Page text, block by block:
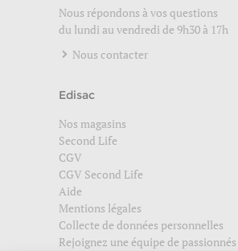
Nous répondons à vos questions
du lundi au vendredi de 9h30 à 17h
Nous contacter
Edisac
Nos magasins
Second Life
CGV
CGV Second Life
Aide
Mentions légales
Collecte de données personnelles
Rejoignez une équipe de passionnés